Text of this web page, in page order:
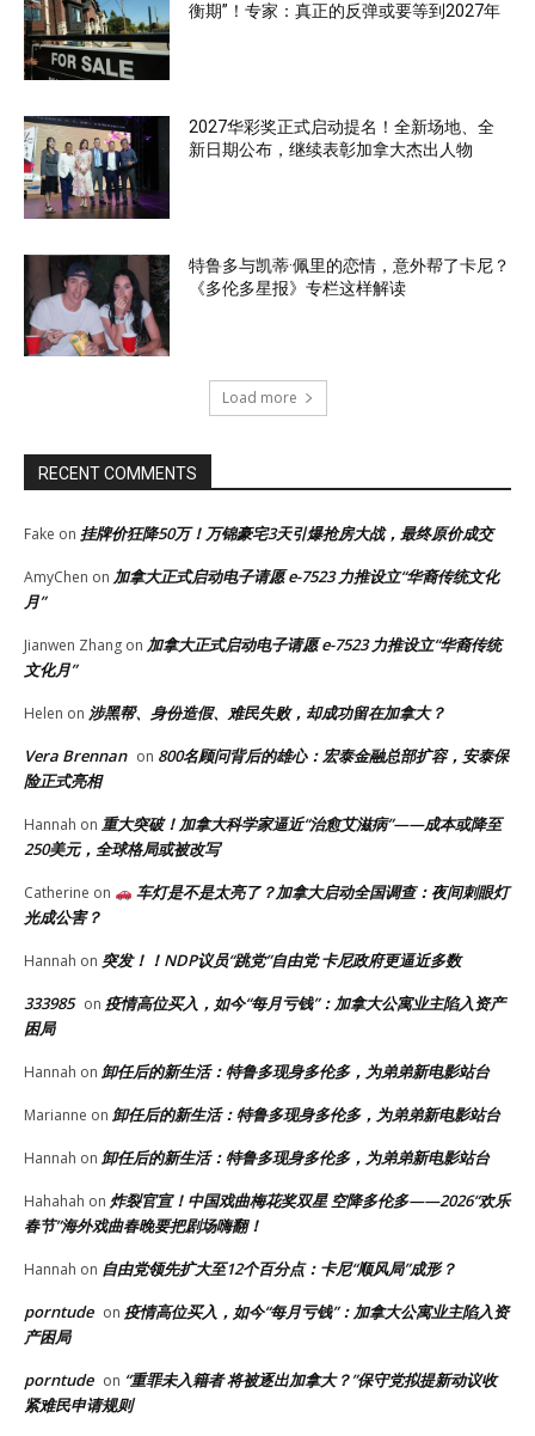
衡期”！专家：真正的反弹或要等到2027年
2027华彩奖正式启动提名！全新场地、全
新日期公布，继续表彰加拿大杰出人物
特鲁多与凯蒂·佩里的恋情，意外帮了卡尼？
《多伦多星报》专栏这样解读
Load more
RECENT COMMENTS
Fake on 挂牌价狂降50万！万锦豪宅3天引爆抢房大战，最终原价成交
AmyChen on 加拿大正式启动电子请愿 e-7523 力推设立“华裔传统文化
月”
Jianwen Zhang on 加拿大正式启动电子请愿 e-7523 力推设立“华裔传统
文化月”
Helen on 涉黑帮、身份造假、难民失败，却成功留在加拿大？
Vera Brennan on 800名顾问背后的雄心：宏泰金融总部扩容，安泰保
险正式亮相
Hannah on 重大突破！加拿大科学家逼近“治愈艾滋病”——成本或降至
250美元，全球格局或被改写
Catherine on
车灯是不是太亮了？加拿大启动全国调查：夜间刺眼灯
光成公害？
Hannah on 突发！！NDP议员“跳党”自由党 卡尼政府更逼近多数
333985 on 疫情高位买入，如今“每月亏钱”：加拿大公寓业主陷入资产
困局
Hannah on 卸任后的新生活：特鲁多现身多伦多，为弟弟新电影站台
Marianne on 卸任后的新生活：特鲁多现身多伦多，为弟弟新电影站台
Hannah on 卸任后的新生活：特鲁多现身多伦多，为弟弟新电影站台
Hahahah on 炸裂官宣！中国戏曲梅花奖双星 空降多伦多——2026“欢乐
春节”海外戏曲春晚要把剧场嗨翻！
Hannah on 自由党领先扩大至12个百分点：卡尼“顺风局”成形？
porntude on 疫情高位买入，如今“每月亏钱”：加拿大公寓业主陷入资
产困局
porntude on “重罪未入籍者 将被逐出加拿大？”保守党拟提新动议收
紧难民申请规则